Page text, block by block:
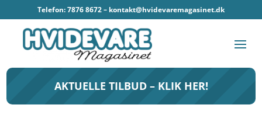
Telefon: 7876 8672 – kontakt@hvidevaremagasinet.dk
AKTUELLE TILBUD – KLIK HER!